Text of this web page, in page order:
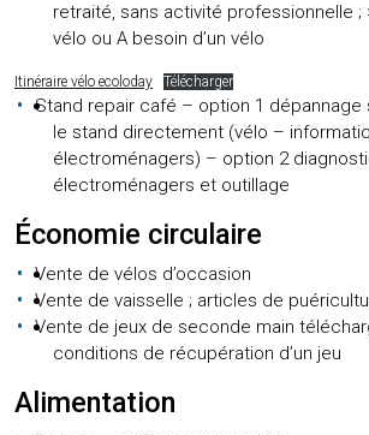
retraité, sans activité professionnelle ;
vélo ou A besoin d’un vélo
Itinéraire vélo ecoloday Télécharger
Stand repair café – option 1 dépannage
le stand directement (vélo –
électroménagers) – option 2
électroménagers et outillage
Économie circulaire
Vente de vélos d’occasion
Vente de vaisselle ; articles de
Vente de jeux de seconde main
conditions de récupération d’un jeu
Alimentation